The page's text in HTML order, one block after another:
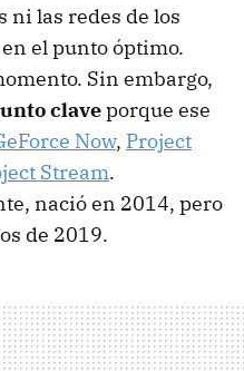
ni las redes de los
el punto óptimo.
Sin embargo,
claveporque ese
Now, Project
Stream.
nació en 2014, pero
de 2019.